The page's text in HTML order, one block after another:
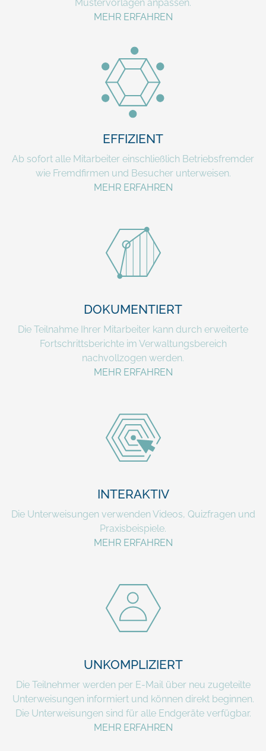
Mustervorlagen anpassen.
MEHR ERFAHREN
EFFIZIENT
Ab sofort alle Mitarbeiter einschließlich Betriebsfremder
wie Fremdfirmen und Besucher unterweisen.
MEHR ERFAHREN
DOKUMENTIERT
Die Teilnahme Ihrer Mitarbeiter kann durch erweiterte
Fortschrittsberichte im Verwaltungsbereich
nachvollzogen werden.
MEHR ERFAHREN
INTERAKTIV
Die Unterweisungen verwenden Videos, Quizfragen und
Praxisbeispiele.
MEHR ERFAHREN
UNKOMPLIZIERT
Die Teilnehmer werden per E-Mail über neu zugeteilte
Unterweisungen informiert und können direkt beginnen.
Die Unterweisungen sind für alle Endgeräte verfügbar.
MEHR ERFAHREN